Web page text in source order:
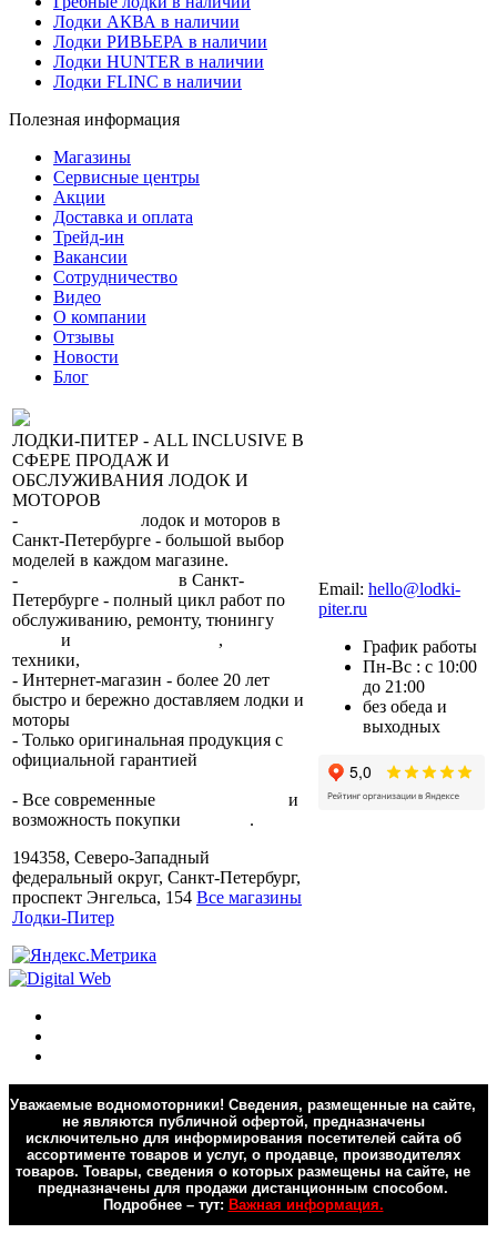
Лодки АКВА в наличии
Лодки РИВЬЕРА в наличии
Лодки HUNTER в наличии
Лодки FLINC в наличии
Полезная информация
Магазины
Сервисные центры
Акции
Доставка и оплата
Трейд-ин
Вакансии
Сотрудничество
Видео
О компании
Отзывы
Новости
Блог
ЛОДКИ-ПИТЕР - ALL INCLUSIVE В
СФЕРЕ ПРОДАЖ И
ОБСЛУЖИВАНИЯ ЛОДОК И
МОТОРОВ
-
лодок и моторов в
Санкт-Петербурге - большой выбор
моделей в каждом магазине.
-
в Санкт-
Петербурге - полный цикл работ по
обслуживанию, ремонту, тюнингу
и ,
техники,
- Интернет-магазин - более 20 лет
быстро и бережно доставляем лодки и
моторы
- Только оригинальная продукция с
официальной гарантией
- Все современные
и
возможность покупки
.
194358, Северо-Западный
федеральный округ, Санкт-Петербург,
проспект Энгельса, 154 Все магазины
Лодки-Питер
Email: hello@lodki-
piter.ru
График работы
Пн-Вс : с 10:00
до 21:00
без обеда и
выходных
Уважаемые водномоторники! Сведения, размещенные на сайте,
не являются публичной офертой, предназначены
исключительно для информирования посетителей сайта об
ассортименте товаров и услуг, о продавце, производителях
товаров. Товары, сведения о которых размещены на сайте, не
предназначены для продажи дистанционным способом.
Подробнее – тут: Важная информация.